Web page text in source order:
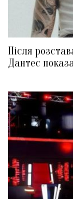
Після
Дантес